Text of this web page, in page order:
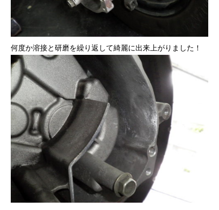
何度か溶接と研磨を繰り返して綺麗に出来上がりました！